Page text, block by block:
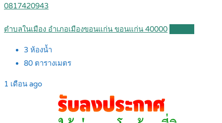
0817420943
ตำบลในเมือง อำเภอเมืองขอนแก่น ขอนแก่น 40000
3 ห้องน้ำ
80 ตารางเมตร
1 เดือน ago